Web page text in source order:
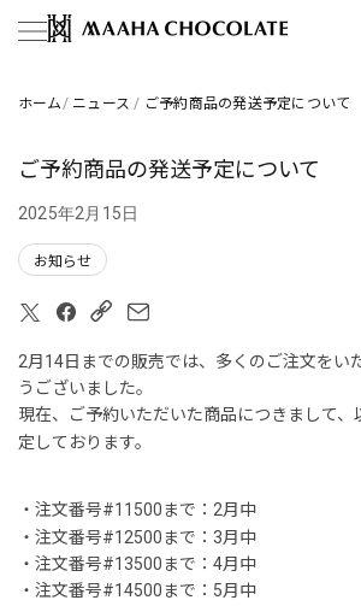
コンテンツにスキップ
MAAHA CHOCOLATE
ホーム/ ニュース / ご予約商品の発送予定について
ご予約商品の発送予定について
2025年2月15日
お知らせ
コピーリンク
2月14日までの販売では、多くのご注文をい
うございました。
現在、ご予約いただいた商品につきまして、
定しております。
・注文番号#11500まで：2月中
・注文番号#12500まで：3月中
・注文番号#13500まで：4月中
・注文番号#14500まで：5月中